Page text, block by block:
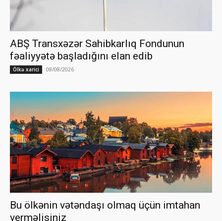
ABŞ Transxəzər Sahibkarlıq Fondunun
fəaliyyətə başladığını elan edib
Ölkə xarici 08/08/2026
Bu ölkənin vətəndaşı olmaq üçün imtahan
verməlisiniz